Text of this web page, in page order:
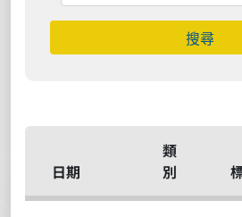
搜尋
日期
類
別